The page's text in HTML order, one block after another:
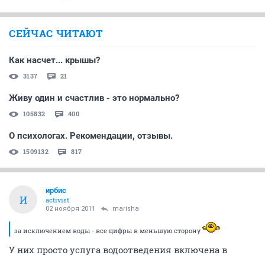
СЕЙЧАС ЧИТАЮТ
Как насчет... крышы?
3137 21
Живу один и счастлив - это нормально?
105832 400
О психологах. Рекомендации, отзывы.
1509132 817
И
ирбис
activist
02 ноября 2011 marisha
за исключением воды - все цифры в меньшую сторону
У них просто услуга водоотведения включена в